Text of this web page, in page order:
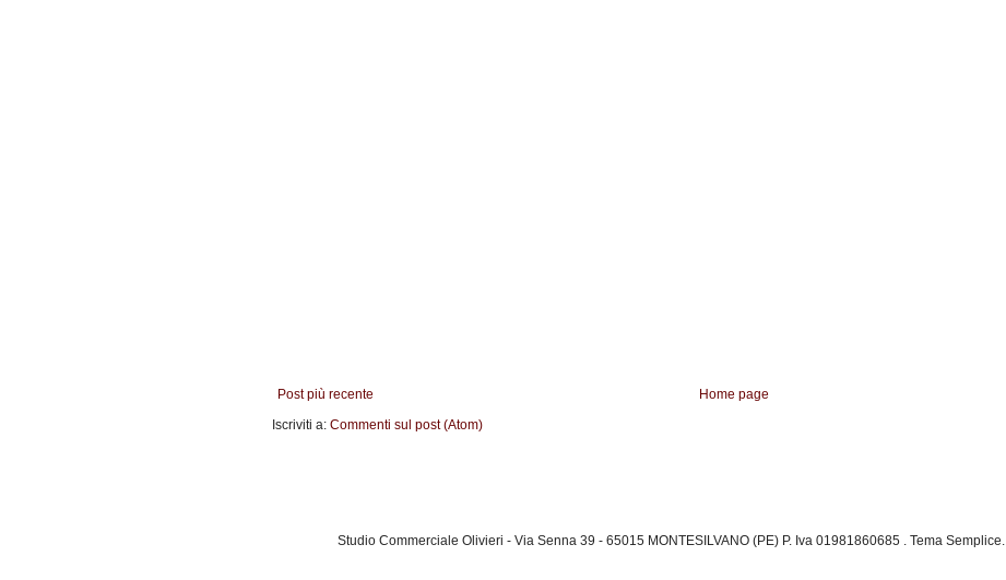
Post più recente
Home page
Iscriviti a: Commenti sul post (Atom)
Studio Commerciale Olivieri - Via Senna 39 - 65015 MONTESILVANO (PE) P. Iva 01981860685 . Tema